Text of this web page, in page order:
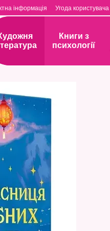
інформація Угода користувача
Книги з
психології